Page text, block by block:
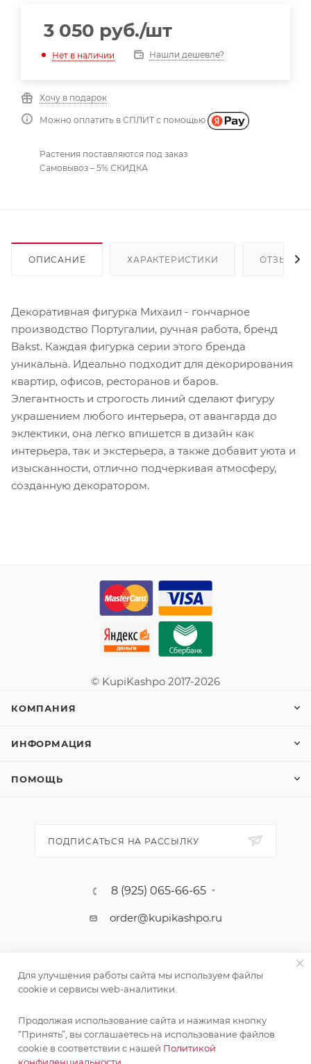
3 050 руб./шт
Нет в наличии Нашли дешевле?
Хочу в подарок
Можно оплатить в СПЛИТ с помощью
Растения поставляются под заказ
Самовывоз – 5% СКИДКА
ОПИСАНИЕ ХАРАКТЕРИСТИКИ ОТЗЫВЫ
Декоративная фигурка Михаил - гончарное
производство Португалии, ручная работа, бренд
Bakst. Каждая фигурка серии этого бренда
уникальна. Идеально подходит для декорирования
квартир, офисов, ресторанов и баров.
Элегантность и строгость линий сделают фигуру
украшением любого интерьера, от авангарда до
эклектики, она легко впишется в дизайн как
интерьера, так и экстерьера, а также добавит уюта и
изысканности, отлично подчеркивая атмосферу,
созданную декоратором.
© KupiKashpo 2017-2026
КОМПАНИЯ
ИНФОРМАЦИЯ
ПОМОЩЬ
ПОДПИСАТЬСЯ НА РАССЫЛКУ
8 (925) 065-66-65
order@kupikashpo.ru
©КупиКашпо 2017-2026
Для улучшения работы сайта мы используем файлы
cookie и сервисы web-аналитики.
Продолжая использование сайта и нажимая кнопку
“Принять”, вы соглашаетесь на использование файлов
cookie в соответствии с нашей Политикой